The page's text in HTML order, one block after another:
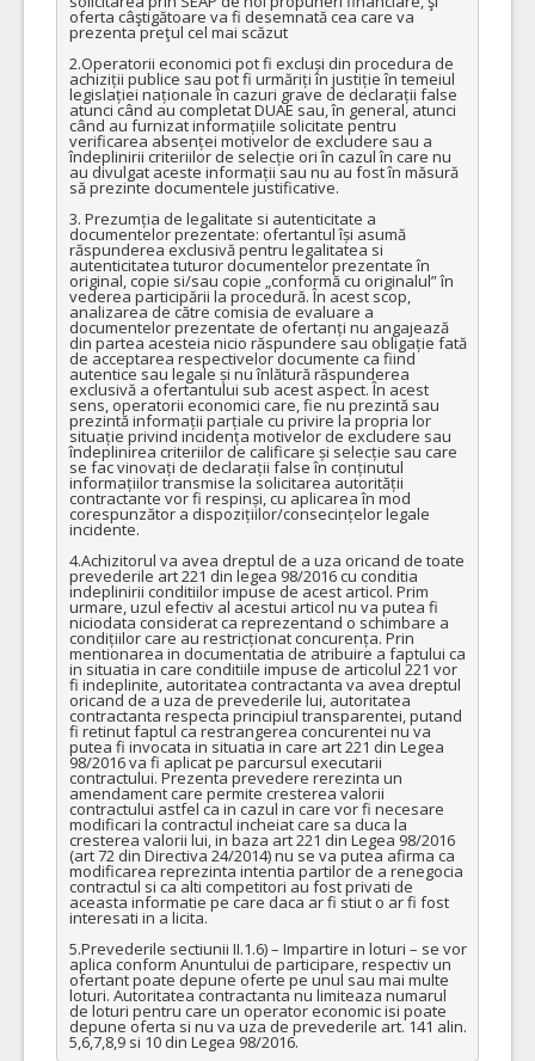
oferta câştigătoare va fi desemnată cea care va
prezenta preţul cel mai scăzut
2.Operatorii economici pot fi excluși din procedura de
achiziții publice sau pot fi urmăriți în justiție în temeiul
legislației naționale în cazuri grave de declarații false
atunci când au completat DUAE sau, în general, atunci
când au furnizat informațiile solicitate pentru
verificarea absenței motivelor de excludere sau a
îndeplinirii criteriilor de selecție ori în cazul în care nu
au divulgat aceste informații sau nu au fost în măsură
să prezinte documentele justificative.
3. Prezumția de legalitate si autenticitate a
documentelor prezentate: ofertantul își asumă
răspunderea exclusivă pentru legalitatea si
autenticitatea tuturor documentelor prezentate în
original, copie si/sau copie „conformă cu originalul” în
vederea participării la procedură. În acest scop,
analizarea de către comisia de evaluare a
documentelor prezentate de ofertanți nu angajează
din partea acesteia nicio răspundere sau obligație fată
de acceptarea respectivelor documente ca fiind
autentice sau legale și nu înlătură răspunderea
exclusivă a ofertantului sub acest aspect. În acest
sens, operatorii economici care, fie nu prezintă sau
prezintă informații parțiale cu privire la propria lor
situație privind incidența motivelor de excludere sau
îndeplinirea criteriilor de calificare și selecție sau care
se fac vinovați de declarații false în conținutul
informațiilor transmise la solicitarea autorității
contractante vor fi respinși, cu aplicarea în mod
corespunzător a dispozițiilor/consecințelor legale
incidente.
4.Achizitorul va avea dreptul de a uza oricand de toate
prevederile art 221 din legea 98/2016 cu conditia
indeplinirii conditiilor impuse de acest articol. Prim
urmare, uzul efectiv al acestui articol nu va putea fi
niciodata considerat ca reprezentand o schimbare a
condițiilor care au restricționat concurența. Prin
mentionarea in documentatia de atribuire a faptului ca
in situatia in care conditiile impuse de articolul 221 vor
fi indeplinite, autoritatea contractanta va avea dreptul
oricand de a uza de prevederile lui, autoritatea
contractanta respecta principiul transparentei, putand
fi retinut faptul ca restrangerea concurentei nu va
putea fi invocata in situatia in care art 221 din Legea
98/2016 va fi aplicat pe parcursul executarii
contractului. Prezenta prevedere rerezinta un
amendament care permite cresterea valorii
contractului astfel ca in cazul in care vor fi necesare
modificari la contractul incheiat care sa duca la
cresterea valorii lui, in baza art 221 din Legea 98/2016
(art 72 din Directiva 24/2014) nu se va putea afirma ca
modificarea reprezinta intentia partilor de a renegocia
contractul si ca alti competitori au fost privati de
aceasta informatie pe care daca ar fi stiut o ar fi fost
interesati in a licita.
5.Prevederile sectiunii II.1.6) – Impartire in loturi – se vor
aplica conform Anuntului de participare, respectiv un
ofertant poate depune oferte pe unul sau mai multe
loturi. Autoritatea contractanta nu limiteaza numarul
de loturi pentru care un operator economic isi poate
depune oferta si nu va uza de prevederile art. 141 alin.
5,6,7,8,9 si 10 din Legea 98/2016.